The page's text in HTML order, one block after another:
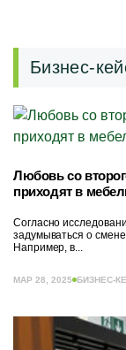
Бизнес-
Любовь со
приходят в
Согласно
задумываться о
Например, в...
МАР 28, 2025 БИЗНЕС-